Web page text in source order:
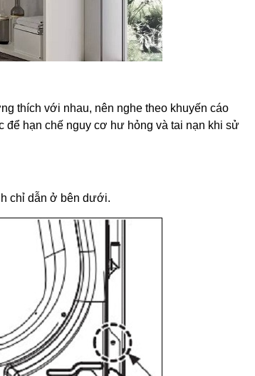
thích với nhau, nên nghe theo khuyến cáo
để hạn chế nguy cơ hư hỏng và tai nạn khi sử
chỉ dẫn ở bên dưới.